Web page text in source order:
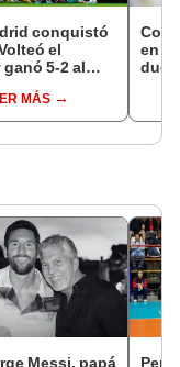
conquistó
el
5-2 al
MÁS
en el
Messi, papá